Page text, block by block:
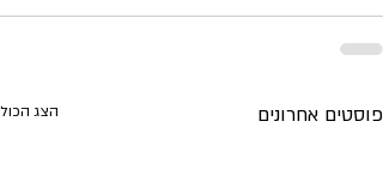
פוסטים אחרונים הצג הכול